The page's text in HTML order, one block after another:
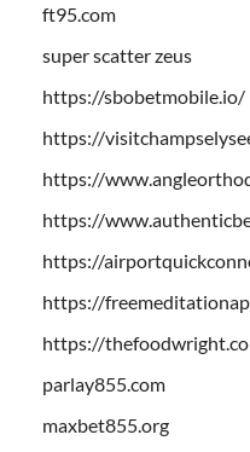
ft95.com
super scatter zeus
https://sbobetmobile.io/
https://
https://
https://
https://
https://
https://
parlay855.com
maxbet855.org